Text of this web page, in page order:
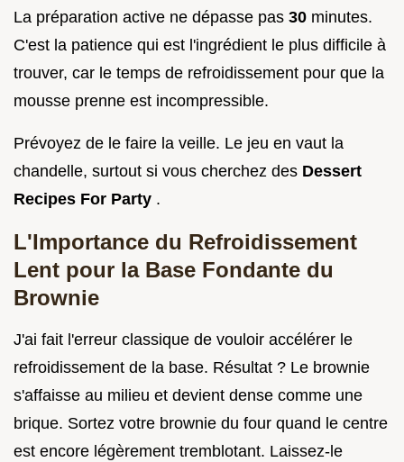
La préparation active ne dépasse pas 30 minutes.
C'est la patience qui est l'ingrédient le plus difficile à
trouver, car le temps de refroidissement pour que la
mousse prenne est incompressible.
Prévoyez de le faire la veille. Le jeu en vaut la
chandelle, surtout si vous cherchez des Dessert
Recipes For Party .
L'Importance du Refroidissement
Lent pour la Base Fondante du
Brownie
J'ai fait l'erreur classique de vouloir accélérer le
refroidissement de la base. Résultat ? Le brownie
s'affaisse au milieu et devient dense comme une
brique. Sortez votre brownie du four quand le centre
est encore légèrement tremblotant. Laissez-le